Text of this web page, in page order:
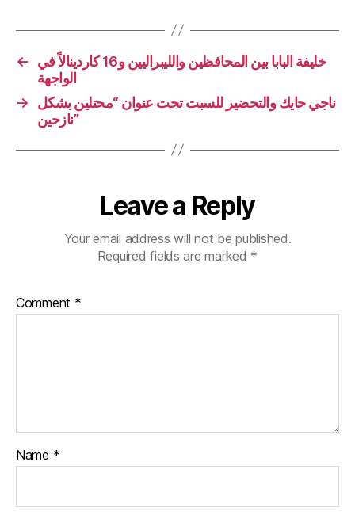
←
خليفة البابا بين المحافظين والليبراليين و16 كاردينالاً في
الواجهة
→
ناجي حايك والتحضير للسبت تحت عنوان “محتلين بشكل
نازحين”
Leave a Reply
Your email address will not be published.
Required fields are marked *
Comment *
Name *